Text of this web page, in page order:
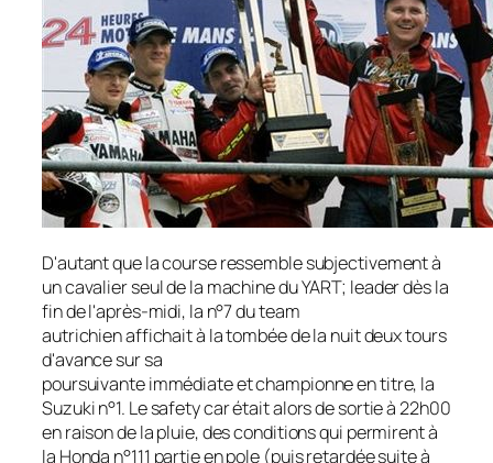
D'autant que la course ressemble subjectivement à
un cavalier seul de la machine du YART; leader dès la
fin de l'après-midi, la n°7 du team
autrichien affichait à la tombée de la nuit deux tours
d'avance sur sa
poursuivante immédiate et championne en titre, la
Suzuki n°1. Lesafety carétait alors de sortie à 22h00
en raison de la pluie, des conditions qui permirent à
la Honda n°111 partie en pole (puis retardée suite à